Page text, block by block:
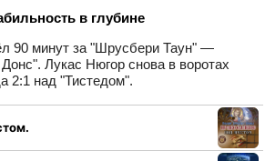
в глубине
90 минут за "Шрусбери Таун" —
Лукас Нюгор снова в воротах
2:1 над "Тистедом".